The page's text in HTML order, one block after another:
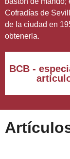
Cofradías de
de la ciudad en
obtenerla.
BCB -